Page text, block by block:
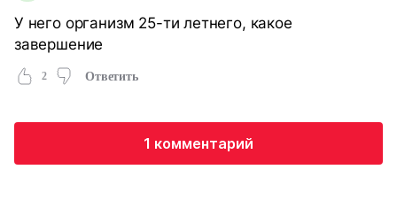
У него организм 25-ти летнего, какое
завершение
2 Ответить
1 комментарий